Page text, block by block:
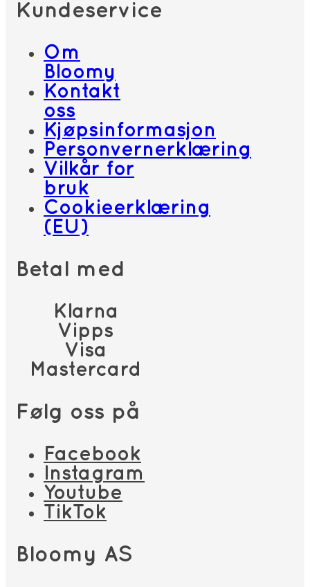
Kundeservice
Om
Bloomy
Kontakt
oss
Kjøpsinformasjon
Personvernerklæring
Vilkår for
bruk
Cookieerklæring
(EU)
Betal med
Klarna
Vipps
Visa
Mastercard
Følg oss på
Facebook
Instagram
Youtube
TikTok
Bloomy AS